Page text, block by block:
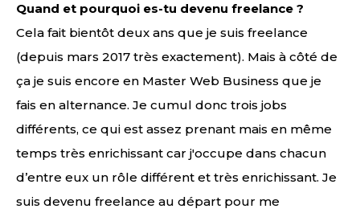
Quand et pourquoi es-tu devenu freelance ?
Cela fait bientôt deux ans que je suis freelance
(depuis mars 2017 très exactement). Mais à côté de
ça je suis encore en Master Web Business que je
fais en alternance. Je cumul donc trois jobs
différents, ce qui est assez prenant mais en même
temps très enrichissant car j'occupe dans chacun
d’entre eux un rôle différent et très enrichissant. Je
suis devenu freelance au départ pour me